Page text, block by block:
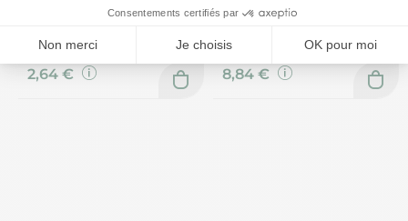
Hydroalcoolique 75 ml
2,64 €
250ml
Prix moyen constaté
8,84 €